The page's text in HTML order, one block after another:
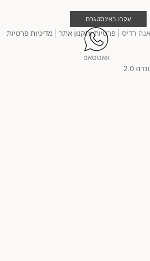
עקבו באינסטגרם
רדיס | פרטיות ותקנון אתר| מדיניות פרטיות
2.0
וואטסאפ